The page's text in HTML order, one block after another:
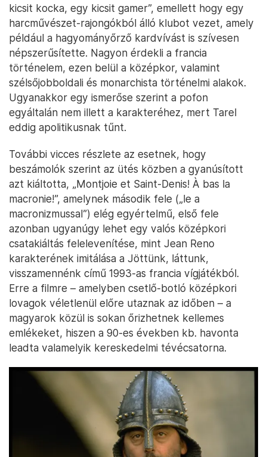
kicsit kocka, egy kicsit gamer”, emellett hogy egy
harcművészet-rajongókból álló klubot vezet, amely
például a hagyományőrző kardvívást is szívesen
népszerűsítette. Nagyon érdekli a francia
történelem, ezen belül a középkor, valamint
szélsőjobboldali és monarchista történelmi alakok.
Ugyanakkor egy ismerőse szerint a pofon
egyáltalán nem illett a karakteréhez, mert Tarel
eddig apolitikusnak tűnt.
További vicces részlete az esetnek, hogy
beszámolók szerint az ütés közben a gyanúsított
azt kiáltotta, „Montjoie et Saint-Denis! À bas la
macronie!”, amelynek második fele („le a
macronizmussal”) elég egyértelmű, első fele
azonban ugyanúgy lehet egy valós középkori
csatakiáltás felelevenítése, mint Jean Reno
karakterének imitálása a Jöttünk, láttunk,
visszamennénk című 1993-as francia vígjátékból.
Erre a filmre – amelyben csetlő-botló középkori
lovagok véletlenül előre utaznak az időben – a
magyarok közül is sokan őrizhetnek kellemes
emlékeket, hiszen a 90-es években kb. havonta
leadta valamelyik kereskedelmi tévécsatorna.